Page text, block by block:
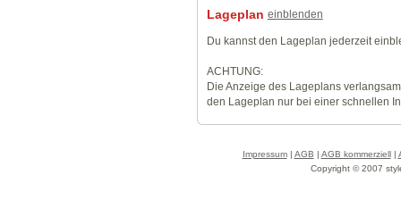
Lageplan einblenden
Du kannst den Lageplan jederzeit
ACHTUNG:
Die Anzeige des Lageplans
den Lageplan nur bei einer schnellen
Impressum| AGB | AGB kommerziell|
Copyright © 2007